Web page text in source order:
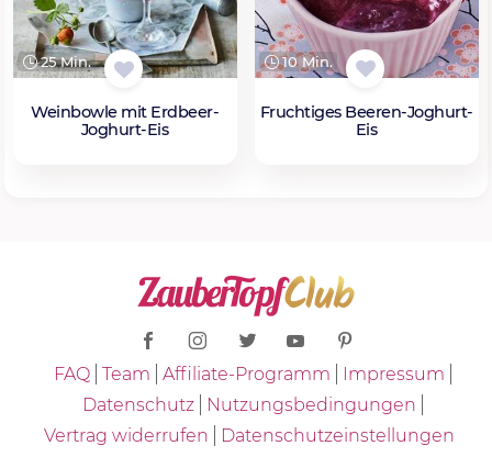
25 Min.
Weinbowle mit Erdbeer-
Joghurt-Eis
10 Min.
Fruchtiges Beeren-Joghurt-
Eis
FAQ Team Affiliate-Programm
Impressum
Datenschutz
Nutzungsbedingungen
Vertrag widerrufen
Datenschutzeinstellungen